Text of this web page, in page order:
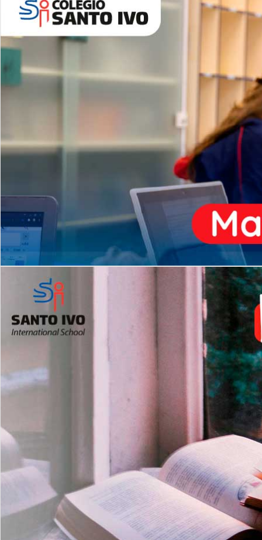
Matrículas Abertas 2026
EDUCAÇÃO INFANTIL
Inglês todos os dias
MÉDIO
igh School
Dupla Diplomação
2º AO 5º ANO FUNDAMENTAL
es
Com imersão Bilingue - Anos
Finais
6º AO 9º ANO FUNDAMENTAL
Inglês: Turmas Reduzidas
(Proficiência)